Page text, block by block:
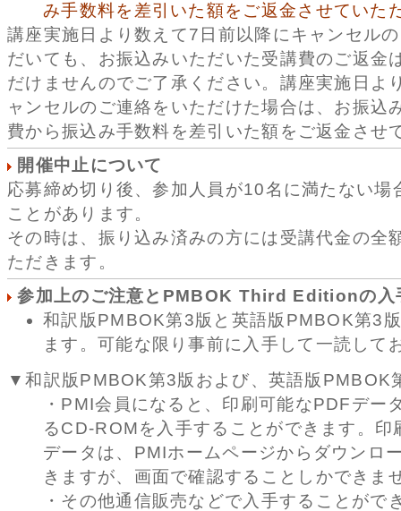
み手数料を差引いた額をご返金させていた
講座実施日より数えて7日前以降にキャンセル
だいても、お振込みいただいた受講費のご返金
だけませんのでご了承ください。講座実施日よ
ャンセルのご連絡をいただけた場合は、お振込
費から振込み手数料を差引いた額をご返金させ
開催中止について
応募締め切り後、参加人員が10名に満たない場
ことがあります。
その時は、振り込み済みの方には受講代金の全
ただきます。
参加上のご注意とPMBOK Third Editionの
和訳版PMBOK第3版と英語版PMBOK第3
ます。可能な限り事前に入手して一読して
▼和訳版PMBOK第3版および、英語版PMBOK
・PMI会員になると、印刷可能なPDFデー
るCD-ROMを入手することができます。印
データは、PMIホームページからダウンロ
きますが、画面で確認することしかできま
・その他通信販売などで入手することがで